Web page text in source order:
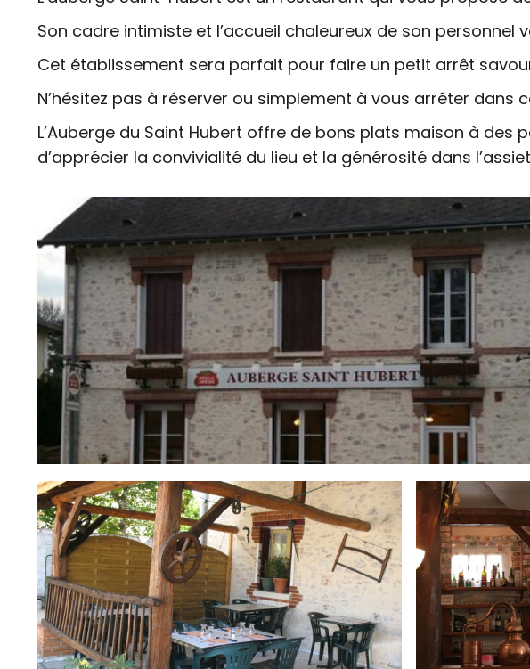
Son cadre intimiste et l’accueil chaleureux de son
Cet établissement sera parfait pour faire un petit arrêt
N’hésitez pas à réserver ou simplement à vous arrêter
L’Auberge du Saint Hubert offre de bons plats maison à des
d’apprécier la convivialité du lieu et la générosité dans